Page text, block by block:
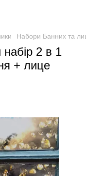
Набори Банних та
2 в 1
+ лице